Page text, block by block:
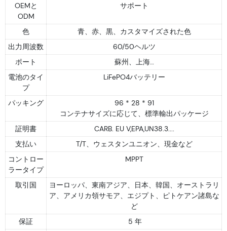
OEMと
ODM
サポート
色
青、赤、黒、カスタマイズされた色
出力周波数
60/50ヘルツ
ポート
蘇州、上海…
電池のタイ
プ
LiFePO4バッテリー
パッキング
96 * 28 * 91
コンテナサイズに応じて、標準輸出パッケージ
証明書
CARB. EU V,EPA,UN38.3....
支払い
T/T、ウェスタンユニオン、現金など
コントロー
ラータイプ
MPPT
取引国
ヨーロッパ、東南アジア、日本、韓国、オーストラリ
ア、アメリカ領サモア、エジプト、ピトケアン諸島な
ど
保証
5 年